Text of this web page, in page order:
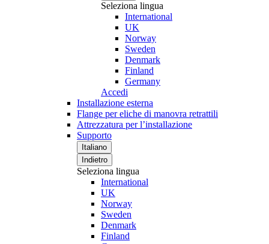
Seleziona lingua
International
UK
Norway
Sweden
Denmark
Finland
Germany
Accedi
Installazione esterna
Flange per eliche di manovra retrattili
Attrezzatura per l’installazione
Supporto
Italiano
Indietro
Seleziona lingua
International
UK
Norway
Sweden
Denmark
Finland